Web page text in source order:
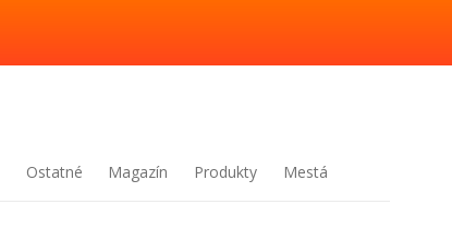
Ostatné Magazín Produkty Mestá